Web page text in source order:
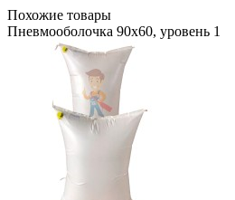
Похожие товары
Пневмооболочка 90х60, уровень 1